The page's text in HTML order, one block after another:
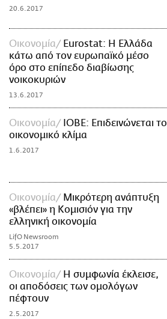
20.6.2017
Οικονομία
Eurostat: Η Ελλάδα
κάτω από τον ευρωπαϊκό μέσο
όρο στο επίπεδο διαβίωσης
νοικοκυριών
13.6.2017
Οικονομία
ΙΟΒΕ: Επιδεινώνεται το
οικονομικό κλίμα
1.6.2017
Οικονομία
Μικρότερη ανάπτυξη
«βλέπει» η Κομισιόν για την
ελληνική οικονομία
LifO Newsroom
5.5.2017
Οικονομία
Η συμφωνία έκλεισε,
οι αποδόσεις των ομολόγων
πέφτουν
2.5.2017